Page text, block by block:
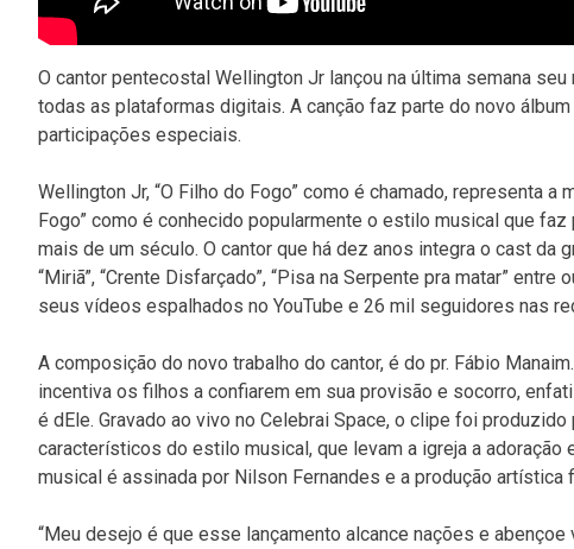
O cantor pentecostal Wellington Jr lançou na última semana
todas as plataformas digitais. A canção faz parte do novo
participações especiais.
Wellington Jr, “O Filho do Fogo” como é chamado, representa
Fogo” como é conhecido popularmente o estilo musical que
mais de um século. O cantor que há dez anos integra o cast
“Miriã”, “Crente Disfarçado”, “Pisa na Serpente pra matar”
seus vídeos espalhados no YouTube e 26 mil seguidores nas
A composição do novo trabalho do cantor, é do pr. Fábio
incentiva os filhos a confiarem em sua provisão e socorro,
é dEle. Gravado ao vivo no Celebrai Space, o clipe foi
característicos do estilo musical, que levam a igreja a
musical é assinada por Nilson Fernandes e a produção artística
“Meu desejo é que esse lançamento alcance nações e